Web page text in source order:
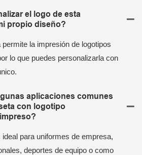
el logo de esta
propio diseño?
la impresión de logotipos
lo que puedes personalizarla con
aplicaciones comunes
con logotipo
para uniformes de empresa,
deportes de equipo o como